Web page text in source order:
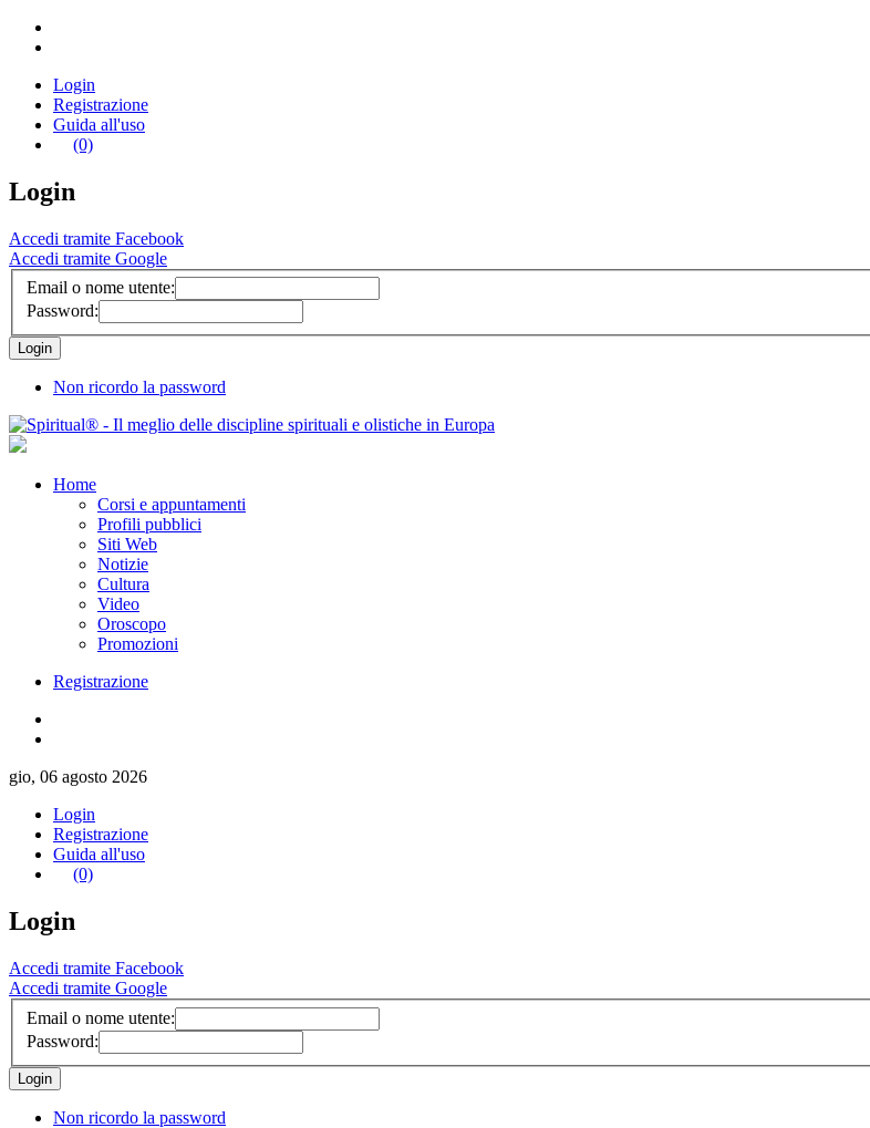
Login
Registrazione
Guida all'uso
(0)
Login
Accedi tramite Facebook
Accedi tramite Google
Email o nome utente:
Password:
Non ricordo la password
Home
Corsi e appuntamenti
Profili pubblici
Siti Web
Notizie
Cultura
Video
Oroscopo
Promozioni
Registrazione
gio, 06 agosto 2026
Login
Registrazione
Guida all'uso
(0)
Login
Accedi tramite Facebook
Accedi tramite Google
Email o nome utente:
Password:
Non ricordo la password